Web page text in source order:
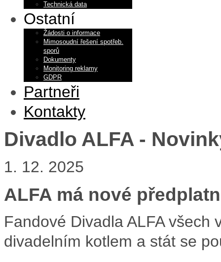
Technická data
Ostatní
Žádosti o informace
Mimosoudní řešení spotřeb.
sporů
Dokumenty
Monitoring reklamy
GDPR
Partneři
Kontakty
Divadlo ALFA -
1. 12. 2025
ALFA má nové
Fandové Divadla ALFA všech
divadelním kotlem a stát se